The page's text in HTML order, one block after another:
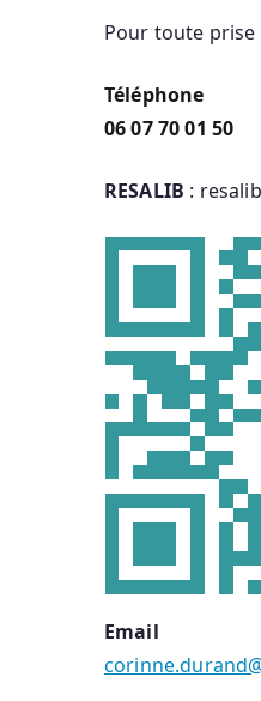
Pour toute prise
Téléphone
06 07 70 01 50
RESALIB :
Email